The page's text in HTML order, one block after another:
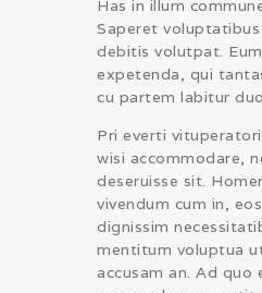
Has in illum
Saperet
debitis volutpat.
expetenda, qui
cu partem labitur duo.
Pri everti
wisi accommodare,
deseruisse sit.
vivendum cum in,
dignissim
mentitum voluptua
accusam an. Ad quo